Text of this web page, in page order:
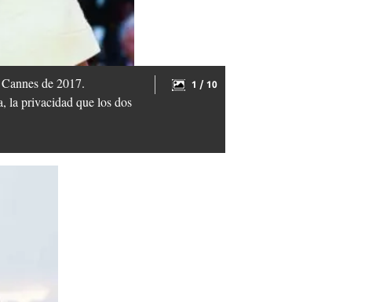
de 2017.
la privacidad que los dos
1 / 10